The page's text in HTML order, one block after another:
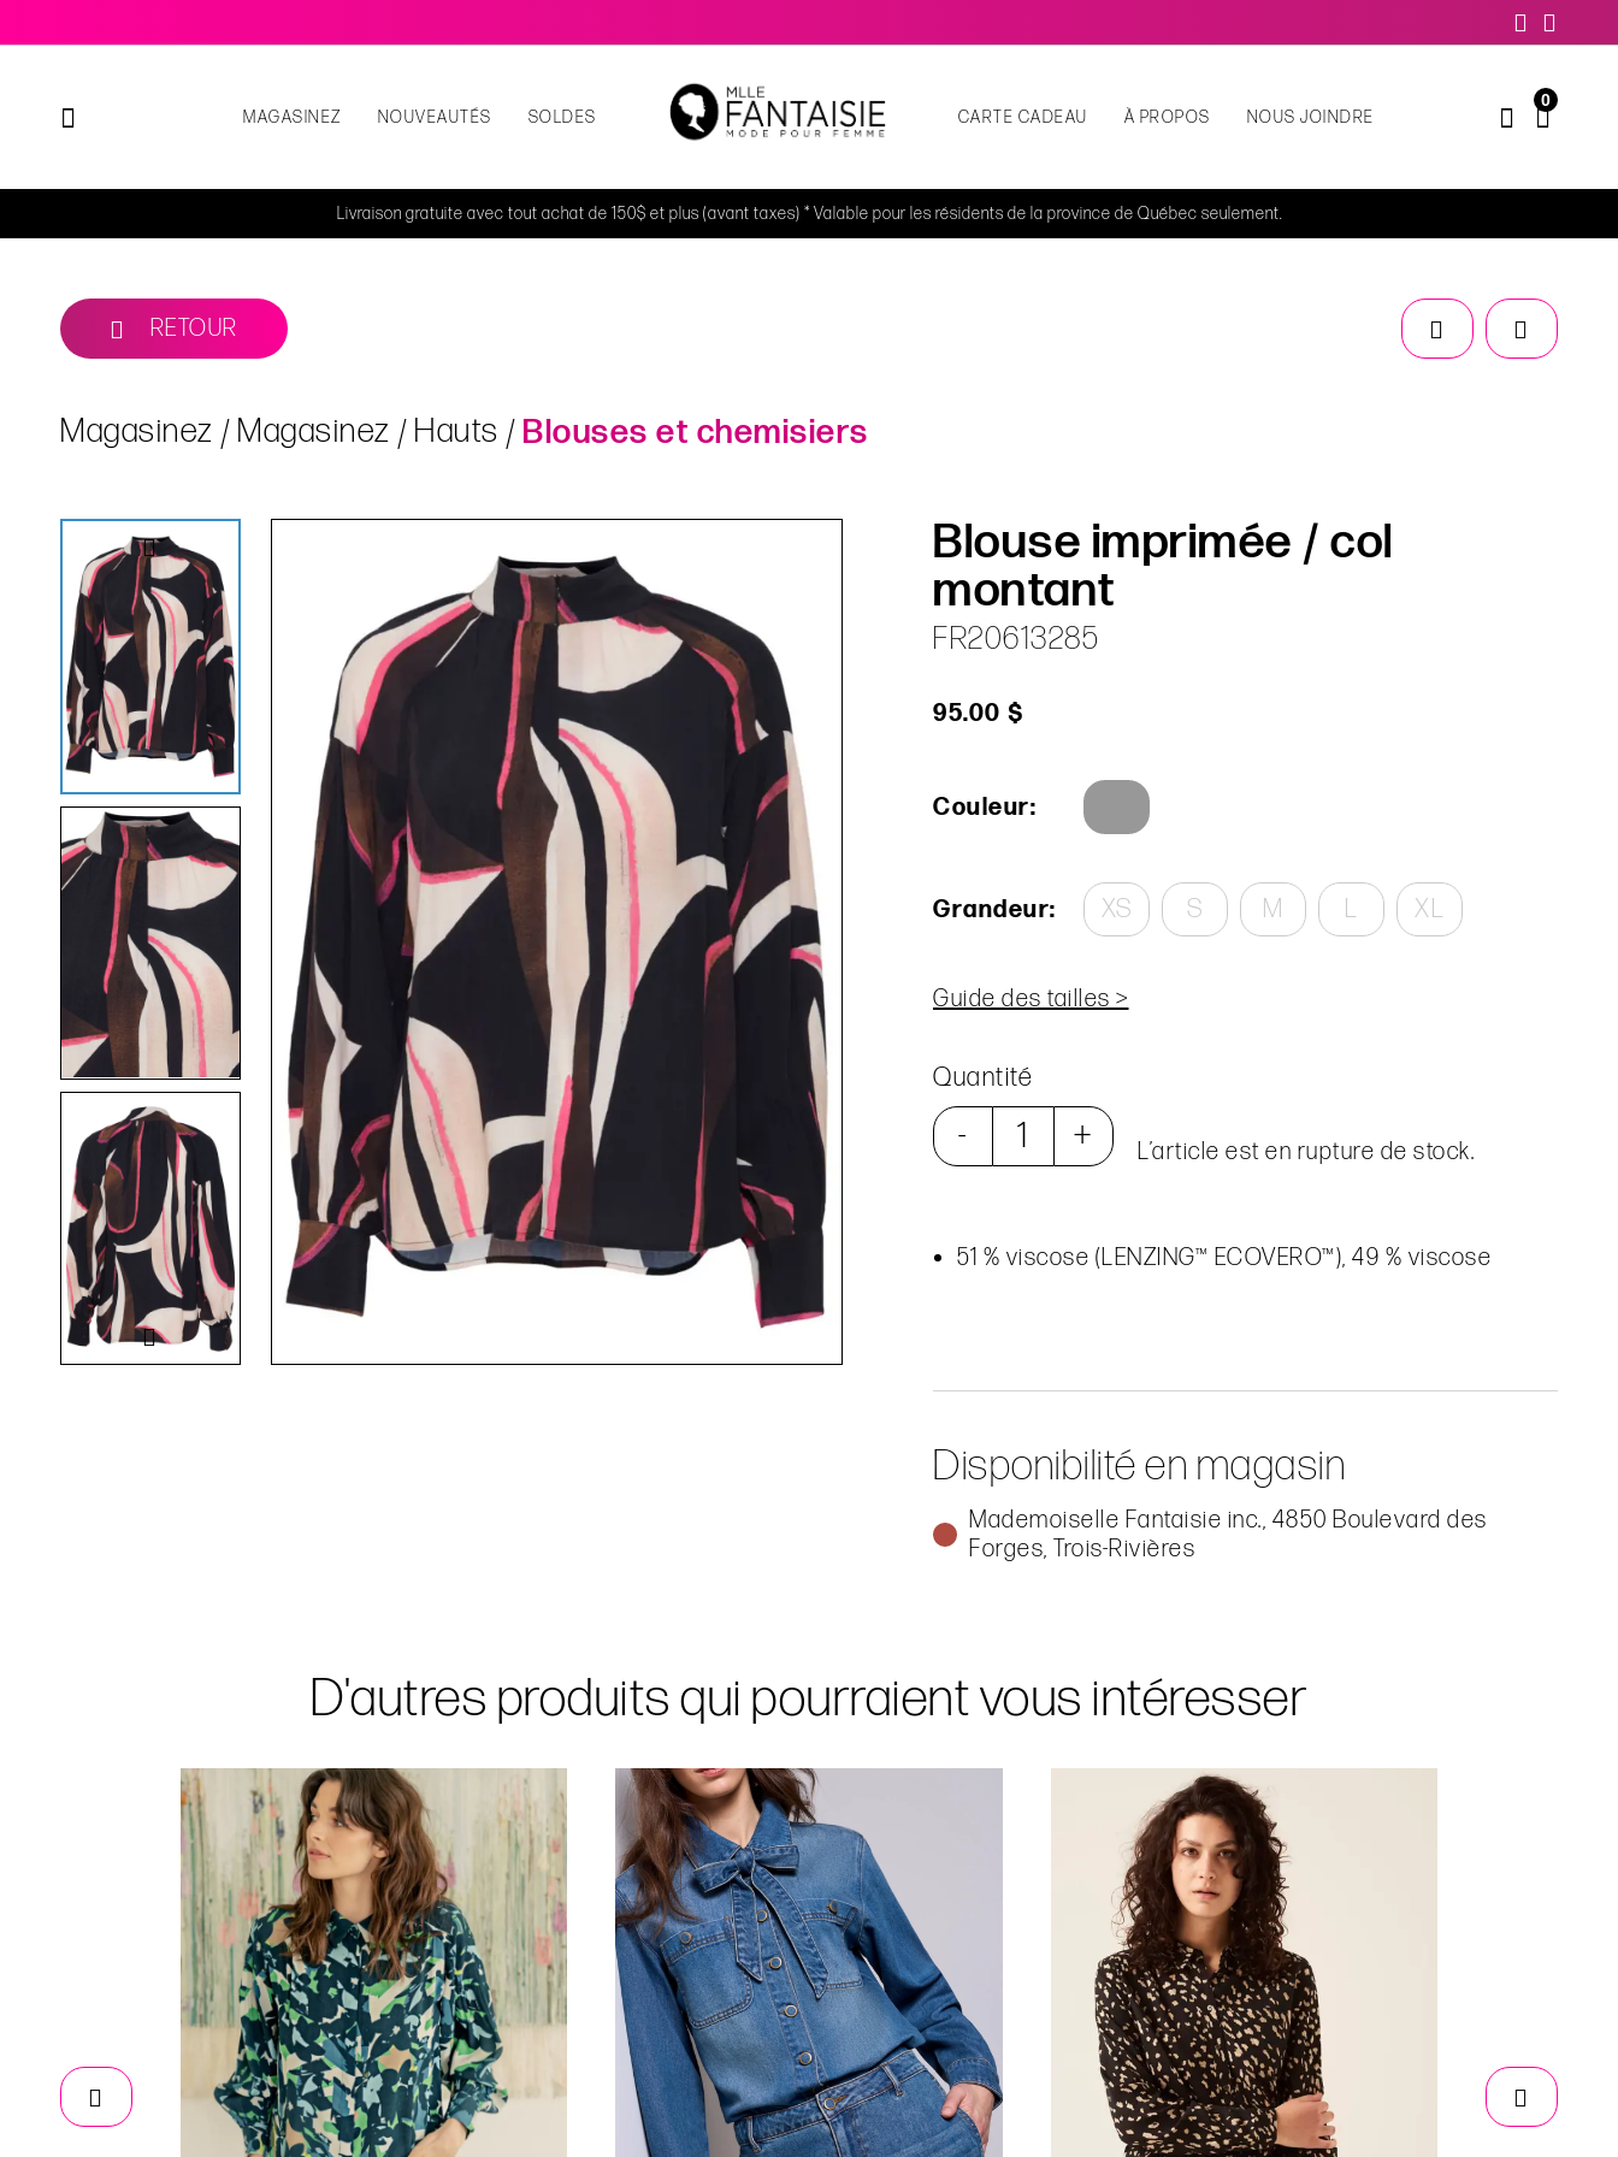
MAGASINEZ NOUVEAUTÉS SOLDES CARTE CADEAU À PROPOS NOUS JOINDRE
0
Livraison gratuite avec tout achat de 150$ et plus (avant taxes) * Valable pour les résidents de la province de Québec seulement.
RETOUR
Magasinez Magasinez Hauts Blouses et chemisiers
Blouse imprimée / col
montant
FR20613285
95.00 $
Couleur:
Grandeur: XS S M L XL
Guide des tailles >
Quantité
- + L’article est en rupture de stock.
51 % viscose (LENZING™ ECOVERO™), 49 % viscose
Disponibilité en magasin
Mademoiselle Fantaisie inc., 4850 Boulevard des
Forges, Trois-Rivières
D'autres produits qui pourraient vous intéresser